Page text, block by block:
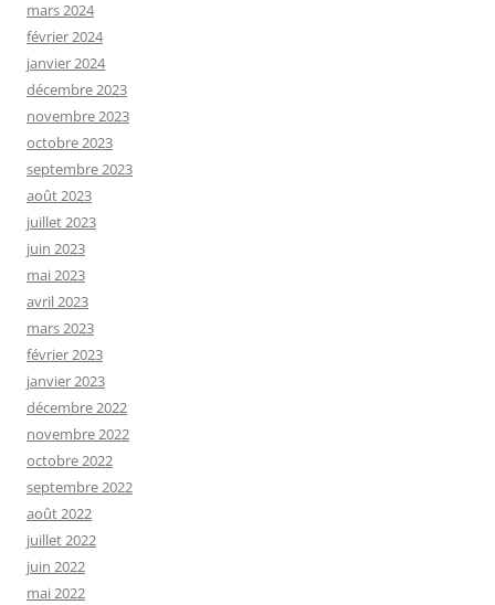
mars 2024
février 2024
janvier 2024
décembre 2023
novembre 2023
octobre 2023
septembre 2023
août 2023
juillet 2023
juin 2023
mai 2023
avril 2023
mars 2023
février 2023
janvier 2023
décembre 2022
novembre 2022
octobre 2022
septembre 2022
août 2022
juillet 2022
juin 2022
mai 2022